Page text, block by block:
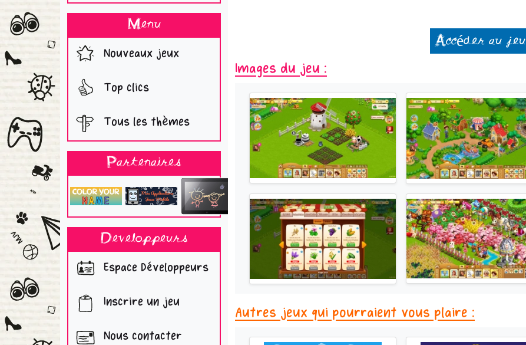
Menu
Nouveaux jeux
Top clics
Tous les thèmes
Partenaires
Developpeurs
Espace Développeurs
Inscrire un jeu
Nous contacter
Accéder au jeu
Images du jeu :
Autres jeux qui pourraient vous plaire :